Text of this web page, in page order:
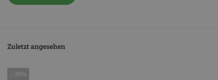
Zuletzt angesehen
- 38%